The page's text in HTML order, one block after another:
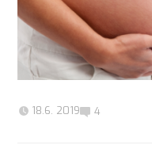
18.6. 2019 4